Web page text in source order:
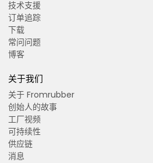
技术支援
订单追踪
下载
常问问题
博客
关于我们
关于 Fromrubber
创始人的故事
工厂视频
可持续性
供应链
消息